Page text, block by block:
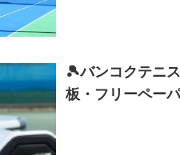
🎾バンコクテニ
板・フリーペー